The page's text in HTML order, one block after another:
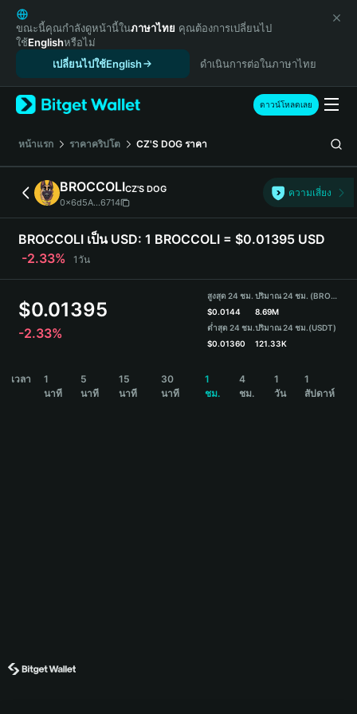
English
日本語
Tiếng Việt
Español (Latinoamérica)
Türkçe
Français
Deutsch
简体中文
繁體中文
Português (Portugal)
Bahasa Indonesia
ภาษาไทย
हिन्दी
Español
Português (Brasil)
ขณะนี้คุณกำลังดูหน้านี้ในภาษาไทย คุณต้องการเปลี่ยนไป
ใช้Englishหรือไม่
เปลี่ยนไปใช้English
ดำเนินการต่อในภาษาไทย
ดาวน์โหลดเลย
หน้าแรก ราคาคริปโต CZ'S DOG ราคา
BROCCOLICZ'S DOG
0x6d5A...6714
ความเสี่ยง
BROCCOLI เป็น USD: 1 BROCCOLI = $0.01395 USD
-2.33%
1วัน
$0.01395
-2.33%
สูงสุด 24 ชม.
$0.0144
ต่ำสุด 24 ชม.
$0.01360
ปริมาณ 24 ชม. (BROCCOLI)
8.69M
ปริมาณ 24 ชม.(USDT)
121.33K
เวลา
1
นาที
5
นาที
15
นาที
30
นาที
1
ชม.
4
ชม.
1
วัน
1
สัปดาห์